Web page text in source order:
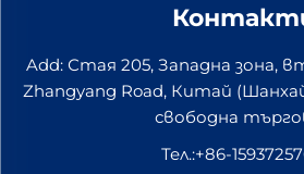
Add: Стая 205, Западна зона,
Zhangyang Road, Китай
свободна
Тел.:+86-